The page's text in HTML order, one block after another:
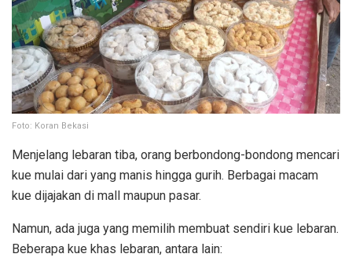
Foto: Koran Bekasi
Menjelang lebaran tiba, orang berbondong-bondong mencari
kue mulai dari yang manis hingga gurih. Berbagai macam
kue dijajakan di mall maupun pasar.
Namun, ada juga yang memilih membuat sendiri kue lebaran.
Beberapa kue khas lebaran, antara lain: